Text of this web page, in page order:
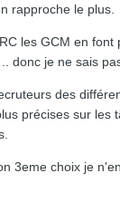
rapproche le plus.
les GCM en font
donc je ne sais
des
précises sur les
3eme choix je